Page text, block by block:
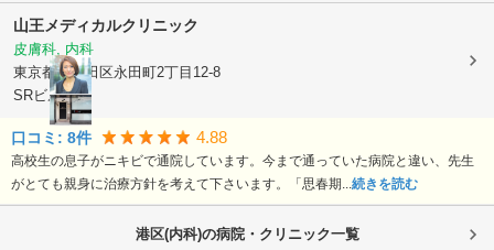
山王メディカルクリニック
皮膚科, 内科
東京都千代田区永田町2丁目12-8
SRビル1F
口コミ: 8件 4.88
高校生の息子がニキビで通院しています。今まで通っていた病院と違い、先生
がとても親身に治療方針を考えて下さいます。「思春期... 続きを読む
港区(内科)の病院・クリニック一覧